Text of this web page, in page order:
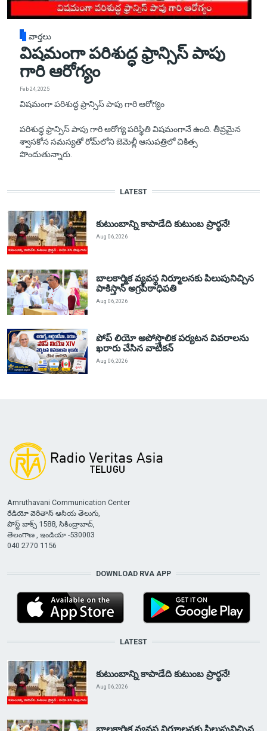
వార్తలు
విషమంగా పరిశుద్ధ ఫ్రాన్సిస్ పాపు
గారి ఆరోగ్యం
Feb 24, 2025
విషమంగా పరిశుద్ధ ఫ్రాన్సిస్ పాపు గారి ఆరోగ్యం
పరిశుద్ధ ఫ్రాన్సిస్ పాపు గారి ఆరోగ్య పరిస్థితి విషమంగానే ఉంది. తీవ్రమైన
శ్వాసకోస సమస్యతో రోమ్‌లోని జెమెల్లీ ఆసుపత్రిలో చికిత్స
పొందుతున్నారు.
LATEST
కుటుంబాన్ని కాపాడేది కుటుంబ ప్రార్థనే!
Aug 06, 2026
బాలకార్మిక వ్యవస్థ నిర్మూలనకు పిలుపునిచ్చిన
పాకిస్తాన్ అగ్రపీఠాధిపతి
Aug 06, 2026
పోప్ లియో అపోస్తొలిక పర్యటన వివరాలను
ఖరారు చేసిన వాటికన్
Aug 06, 2026
Amruthavani Communication Center
రేడియో వెరితాస్ ఆసియ తెలుగు,
పోస్ట్ బాక్స్ 1588, సికింద్రాబాద్,
తెలంగాణ , ఇండియా -530003
040 2770 1156
DOWNLOAD RVA APP
LATEST
కుటుంబాన్ని కాపాడేది కుటుంబ ప్రార్థనే!
Aug 06, 2026